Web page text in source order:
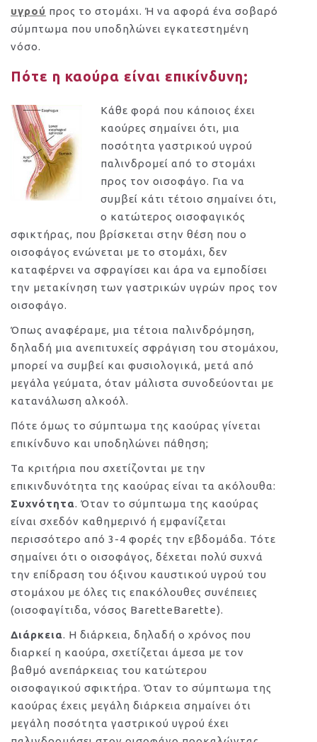
υγρού προς το στομάχι. Ή να αφορά ένα σοβαρό
σύμπτωμα που υποδηλώνει εγκατεστημένη
νόσο.
Πότε η καούρα είναι επικίνδυνη;
Κάθε φορά που κάποιος έχει
καούρες σημαίνει ότι, μια
ποσότητα γαστρικού υγρού
παλινδρομεί από το στομάχι
προς τον οισοφάγο. Για να
συμβεί κάτι τέτοιο σημαίνει ότι,
ο κατώτερος οισοφαγικός
σφικτήρας, που βρίσκεται στην θέση που ο
οισοφάγος ενώνεται με το στομάχι, δεν
καταφέρνει να σφραγίσει και άρα να εμποδίσει
την μετακίνηση των γαστρικών υγρών προς τον
οισοφάγο.
Όπως αναφέραμε, μια τέτοια παλινδρόμηση,
δηλαδή μια ανεπιτυχείς σφράγιση του στομάχου,
μπορεί να συμβεί και φυσιολογικά, μετά από
μεγάλα γεύματα, όταν μάλιστα συνοδεύονται με
κατανάλωση αλκοόλ.
Πότε όμως το σύμπτωμα της καούρας γίνεται
επικίνδυνο και υποδηλώνει πάθηση;
Τα κριτήρια που σχετίζονται με την
επικινδυνότητα της καούρας είναι τα ακόλουθα:
Συχνότητα. Όταν το σύμπτωμα της καούρας
είναι σχεδόν καθημερινό ή εμφανίζεται
περισσότερο από 3-4 φορές την εβδομάδα. Τότε
σημαίνει ότι ο οισοφάγος, δέχεται πολύ συχνά
την επίδραση του όξινου καυστικού υγρού του
στομάχου με όλες τις επακόλουθες συνέπειες
(οισοφαγίτιδα, νόσος BaretteBarette).
Διάρκεια. Η διάρκεια, δηλαδή ο χρόνος που
διαρκεί η καούρα, σχετίζεται άμεσα με τον
βαθμό ανεπάρκειας του κατώτερου
οισοφαγικού σφικτήρα. Όταν το σύμπτωμα της
καούρας έχεις μεγάλη διάρκεια σημαίνει ότι
μεγάλη ποσότητα γαστρικού υγρού έχει